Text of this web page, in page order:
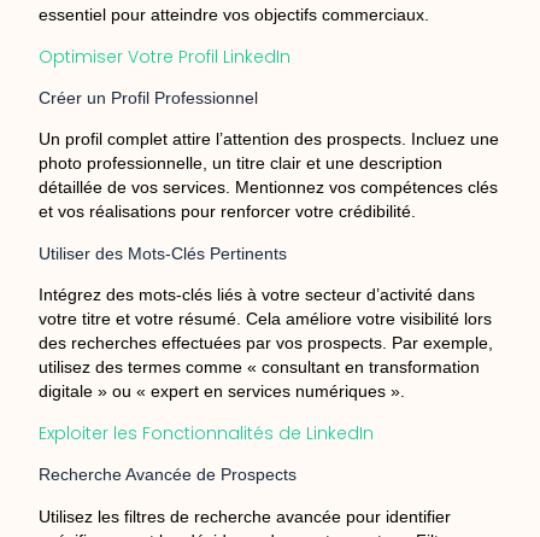
essentiel pour atteindre vos objectifs commerciaux.
Optimiser Votre Profil LinkedIn
Créer un Profil Professionnel
Un profil complet attire l’attention des prospects. Incluez une
photo professionnelle, un titre clair et une description
détaillée de vos services. Mentionnez vos compétences clés
et vos réalisations pour renforcer votre crédibilité.
Utiliser des Mots-Clés Pertinents
Intégrez des mots-clés liés à votre secteur d’activité dans
votre titre et votre résumé. Cela améliore votre visibilité lors
des recherches effectuées par vos prospects. Par exemple,
utilisez des termes comme « consultant en transformation
digitale » ou « expert en services numériques ».
Exploiter les Fonctionnalités de LinkedIn
Recherche Avancée de Prospects
Utilisez les filtres de recherche avancée pour identifier